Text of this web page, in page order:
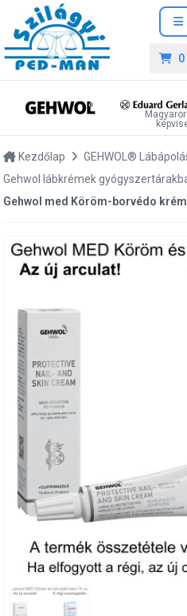
0
Kezdőlap
GEHWOL®
Gehwol lábkrémek
Gehwol med Köröm-borvédo krém